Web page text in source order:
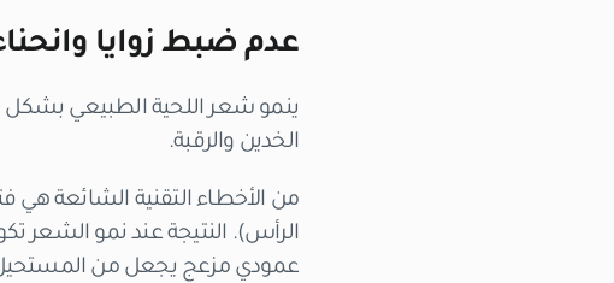
عدم ضبط زوايا
ينمو شعر اللحية الطبيعي
الخدين والرقبة.
من الأخطاء التقنية الشائعة هي
الرأس). النتيجة عند نمو الشعر
عمودي مزعج يجعل من المستحيل